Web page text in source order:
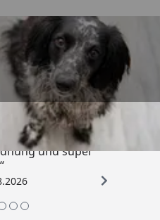
Shops
/ 5
und super
“